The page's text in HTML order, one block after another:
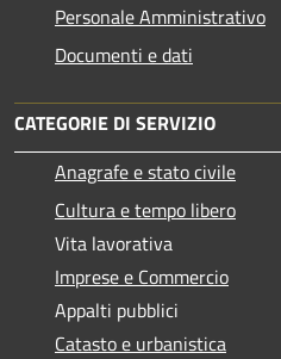
Personale Amministrativo
Documenti e dati
CATEGORIE DI SERVIZIO
Anagrafe e stato civile
Cultura e tempo libero
Vita lavorativa
Imprese e Commercio
Appalti pubblici
Catasto e urbanistica